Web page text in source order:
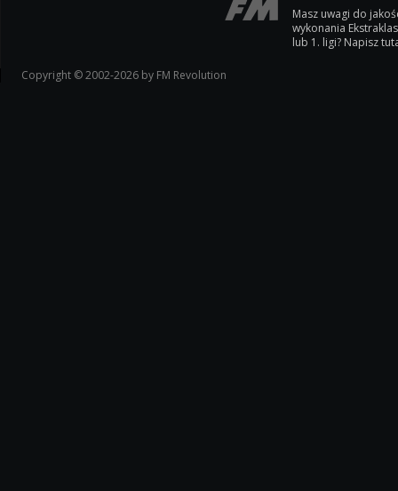
Masz uwagi do
wykonania
lub 1. ligi? Napisz
Copyright © 2002-2026 by FM Revolution